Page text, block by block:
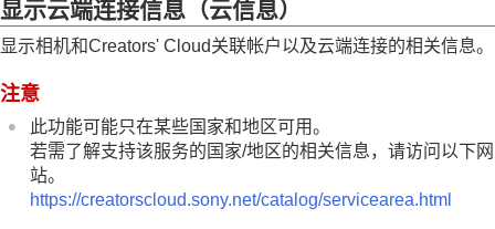
基本操作
准备相机/基本拍摄操作
从MENU查找功能
自定义相机
观看
改变相机设置
在智能手机上可用的功能
使用电脑
显示云端连接信息（云信息）
显示相机和Creators' Cloud关联帐户以及云端连接的相关信息。
注意
此功能可能只在某些国家和地区可用。
若需了解支持该服务的国家/地区的相关信息，请访问以下网
站。
https://creatorscloud.sony.net/catalog/servicearea.html